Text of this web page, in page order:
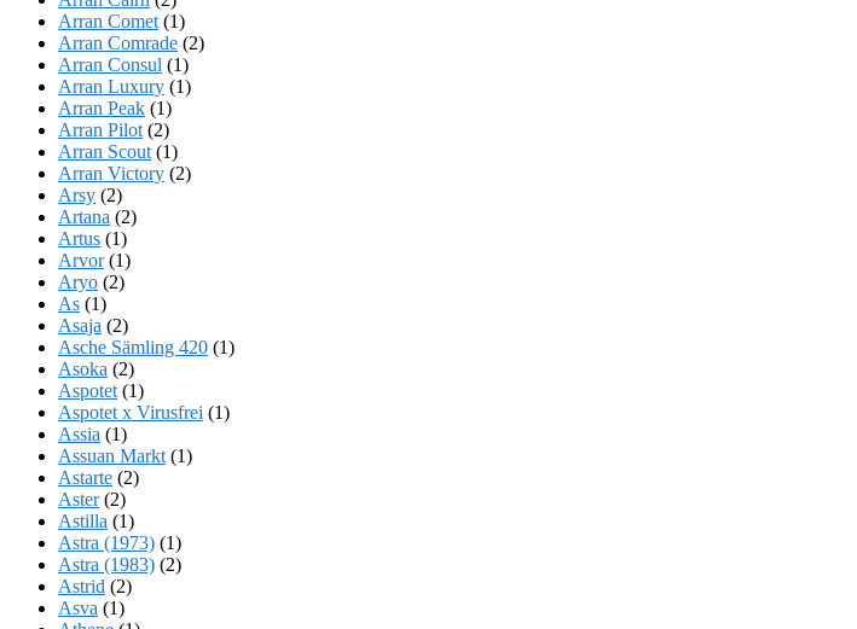
Arran Comet (1)
Arran Comrade (2)
Arran Consul (1)
Arran Luxury (1)
Arran Peak (1)
Arran Pilot (2)
Arran Scout (1)
Arran Victory (2)
Arsy (2)
Artana (2)
Artus (1)
Arvor(1)
Aryo (2)
As (1)
Asaja (2)
Asche Sämling 420 (1)
Asoka (2)
Aspotet (1)
Aspotet x Virusfrei (1)
Assia (1)
Assuan Markt (1)
Astarte (2)
Aster(2)
Astilla (1)
Astra (1973) (1)
Astra (1983) (2)
Astrid (2)
Asva (1)